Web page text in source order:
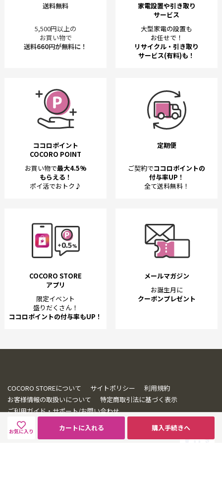
購入手続きへ
カートに入れる
お気に入り
送料無料
5,500円以上の
お買い物で
送料660円が無料に！
家電設置や引き取り
サービス
大型家電の設置も
お任せで！
リサイクル・引き取り
サービス(有料)も！
ココロポイント
COCORO POINT
お買い物で最大4.5%
もらえる！
ポイ活でおトク♪
定期便
ご契約でココロポイントの
付与率UP！
全て送料無料！
COCORO STORE
アプリ
限定イベント
盛りだくさん！
ココロポイントの付与率もUP！
メールマガジン
お誕生月に
クーポンプレゼント
COCORO STOREについて サイトポリシー
利用規約
お客様情報の取扱いについて
特定商取引法に基づく表示
ご利用ガイド・サポート/お問い合わせ